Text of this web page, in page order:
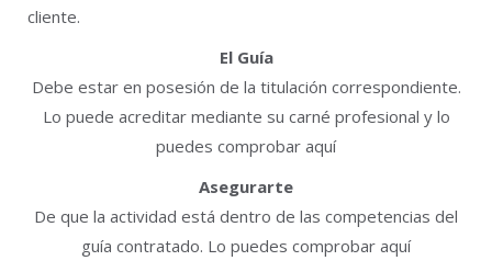
cliente.
El Guía
Debe estar en posesión de la titulación correspondiente.
Lo puede acreditar mediante su carné profesional y lo
puedes comprobar aquí
Asegurarte
De que la actividad está dentro de las competencias del
guía contratado. Lo puedes comprobar aquí